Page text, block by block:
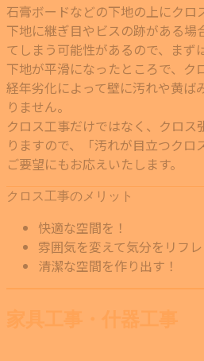
石膏ボードなどの下地の上にクロ
下地に継ぎ目やビスの跡がある場
てしまう可能性があるので、まず
下地が平滑になったところで、ク
経年劣化によって壁に汚れや黄ば
りません。
クロス工事だけではなく、クロス
りますので、「汚れが目立つクロ
ご要望にもお応えいたします。
クロス工事のメリット
快適な空間を！
雰囲気を変えて気分をリフレ
清潔な空間を作り出す！
家具工事・什器工事